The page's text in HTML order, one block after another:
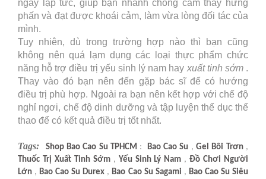
ngay lập tức, giúp bạn nhanh chóng cảm thấy hưng
phấn và đạt được khoái cảm, làm vừa lòng đối tác của
mình.
Tuy nhiên, dù trong trường hợp nào thì bạn cũng
không nên quá lạm dụng các loại thực phẩm chức
năng hỗ trợ điều trị yếu sinh lý nam hay xuất tinh sớm.
Thay vào đó bạn nên đến gặp bác sĩ để có hướng
điều trị phù hợp. Ngoài ra bạn nên kết hợp với chế độ
nghỉ ngơi, chế độ dinh dưỡng và tập luyện thể dục thể
thao để có kết quả điều trị tốt nhất.
Tags: Shop Bao Cao Su TPHCM : Bao Cao Su ,Gel Bôi Trơn,
Thuốc Trị Xuất Tinh Sớm, Yếu Sinh Lý Nam ,Đồ Chơi Người
Lớn , Bao Cao Su Durex , Bao Cao Su Sagami , Bao Cao Su Siêu